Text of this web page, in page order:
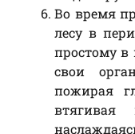
Во время
лесу в
простому
свои
пожирая
втягивая